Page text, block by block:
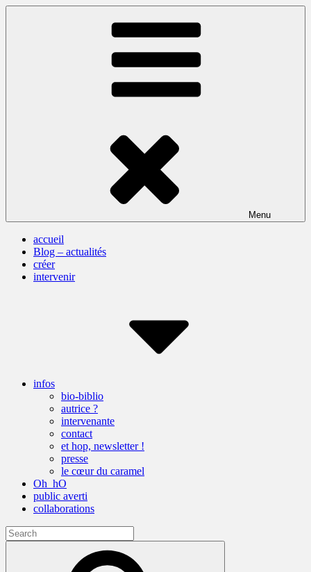
Skip
Menu
accueil
Blog – actualités
créer
intervenir
infos
bio-biblio
autrice ?
intervenante
contact
et hop, newsletter !
presse
le cœur du caramel
Oh_hO
public averti
collaborations
Search
for: